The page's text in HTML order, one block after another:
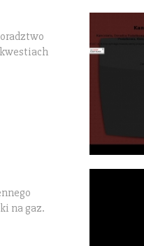
na gaz.